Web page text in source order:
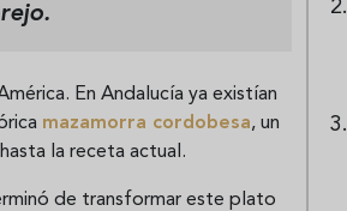
En Andalucía ya existían
mazamorra cordobesa, un
la receta actual.
de transformar este plato